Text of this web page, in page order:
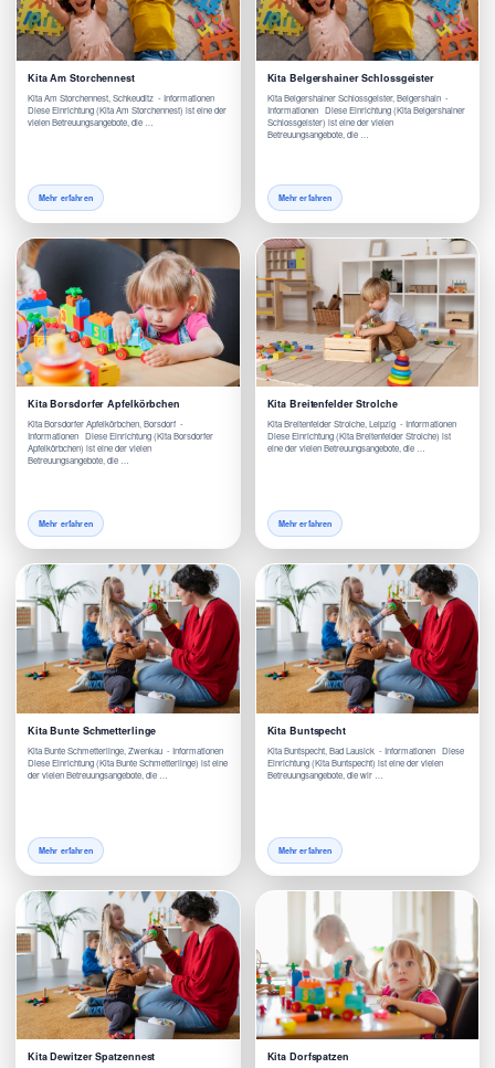
Kita Am Storchennest
Kita Am Storchennest, Schkeuditz - Informationen
Diese Einrichtung (Kita Am Storchennest) ist eine der
vielen Betreuungsangebote, die …
Mehr erfahren
Kita Belgershainer Schlossgeister
Kita Belgershainer Schlossgeister, Belgershain -
Informationen Diese Einrichtung (Kita Belgershainer
Schlossgeister) ist eine der vielen
Betreuungsangebote, die …
Mehr erfahren
Kita Borsdorfer Apfelkörbchen
Kita Borsdorfer Apfelkörbchen, Borsdorf -
Informationen Diese Einrichtung (Kita Borsdorfer
Apfelkörbchen) ist eine der vielen
Betreuungsangebote, die …
Mehr erfahren
Kita Breitenfelder Strolche
Kita Breitenfelder Strolche, Leipzig - Informationen
Diese Einrichtung (Kita Breitenfelder Strolche) ist
eine der vielen Betreuungsangebote, die …
Mehr erfahren
Kita Bunte Schmetterlinge
Kita Bunte Schmetterlinge, Zwenkau - Informationen
Diese Einrichtung (Kita Bunte Schmetterlinge) ist eine
der vielen Betreuungsangebote, die …
Mehr erfahren
Kita Buntspecht
Kita Buntspecht, Bad Lausick - Informationen Diese
Einrichtung (Kita Buntspecht) ist eine der vielen
Betreuungsangebote, die wir …
Mehr erfahren
Kita Dewitzer Spatzennest Kita Dorfspatzen